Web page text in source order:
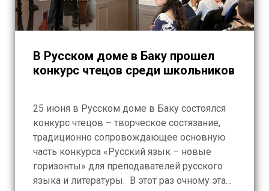
В Русском доме в Баку прошел
конкурс чтецов среди школьников
25 июня в Русском доме в Баку состоялся
конкурс чтецов – творческое состязание,
традиционно сопровождающее основную
часть конкурса «Русский язык – новые
горизонты» для преподавателей русского
языка и литературы. В этот раз очному этапу